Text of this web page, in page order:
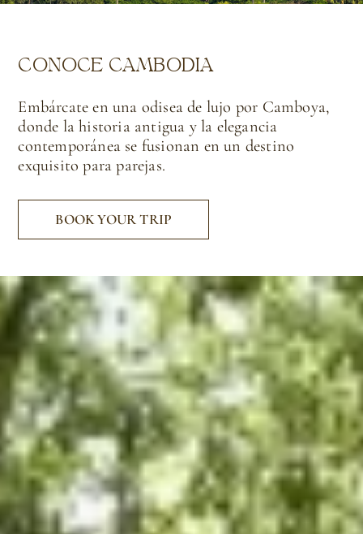
CONOCE CAMBODIA
Embárcate en una odisea de lujo por Camboya,
donde la historia antigua y la elegancia
contemporánea se fusionan en un destino
exquisito para parejas.
BOOK YOUR TRIP